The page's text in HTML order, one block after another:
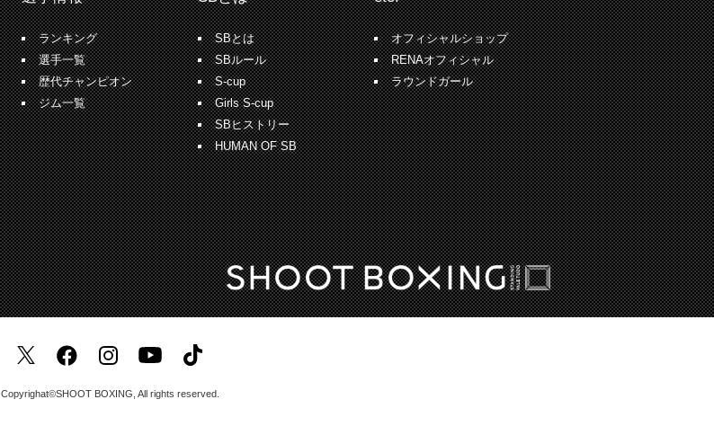
ランキング
選手一覧
歴代チャンピオン
ジム一覧
SBとは
SBルール
S-cup
Girls S-cup
SBヒストリー
HUMAN OF SB
オフィシャルショップ
RENAオフィシャル
ラウンドガール
Copyrighat©SHOOT BOXING, All rights reserved.